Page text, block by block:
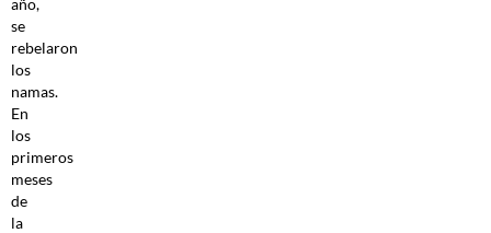
año,
se
rebelaron
los
namas.
En
los
primeros
meses
de
la